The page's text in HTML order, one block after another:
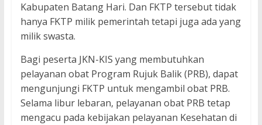
Kabupaten Batang Hari. Dan FKTP tersebut tidak
hanya FKTP milik pemerintah tetapi juga ada yang
milik swasta.
Bagi peserta JKN-KIS yang membutuhkan
pelayanan obat Program Rujuk Balik (PRB), dapat
mengunjungi FKTP untuk mengambil obat PRB.
Selama libur lebaran, pelayanan obat PRB tetap
mengacu pada kebijakan pelayanan Kesehatan di